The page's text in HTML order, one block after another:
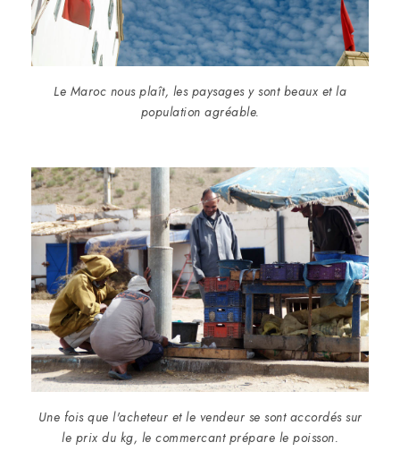
Le Maroc nous plaît, les paysages y sont beaux et la
population agréable.
Une fois que l'acheteur et le vendeur se sont accordés sur
le prix du kg, le commercant prépare le poisson.